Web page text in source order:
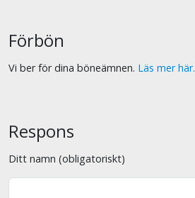
Förbön
Vi ber för dina böneämnen. Läs mer här.
Respons
Ditt namn (obligatoriskt)